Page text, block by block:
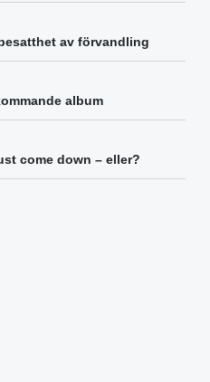
av förvandling
album
come down – eller?